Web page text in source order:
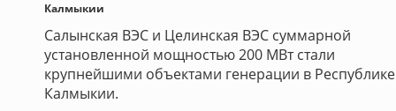
Калмыкии
Салынская ВЭС и Целинская ВЭС суммарной
установленной мощностью 200 МВт стали
крупнейшими объектами генерации в Республике
Калмыкии.